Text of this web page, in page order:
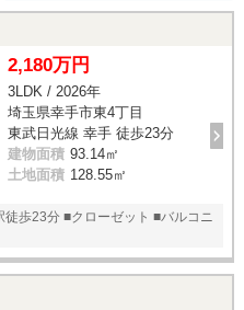
2,180万円
3LDK / 2026年
埼玉県幸手市東4丁目
東武日光線 幸手 徒歩23分
建物面積 93.14㎡
土地面積 128.55㎡
徒歩23分 ■クローゼット ■バルコニ